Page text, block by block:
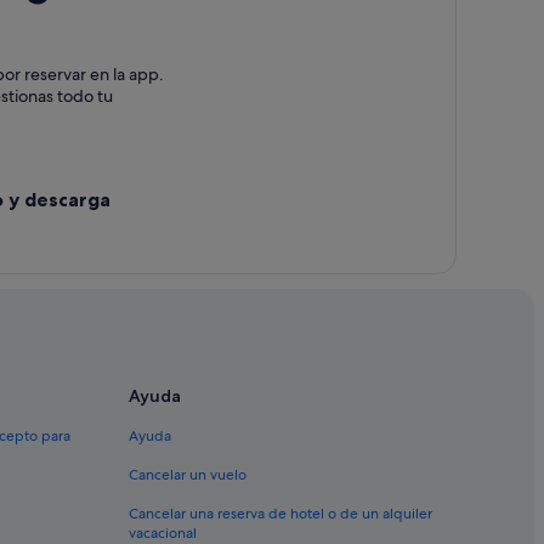
reservar en la app.
todo tu
y descarga
para
Ayuda
Ayuda
Cancelar un vuelo
Cancelar una reserva de hotel o de un alquiler
vacacional